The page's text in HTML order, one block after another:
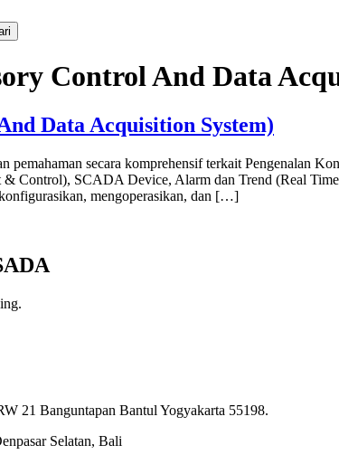
Control And Data
Data Acquisition System)
pemahaman secara komprehensif terkait Pengenalan
Control), SCADA Device, Alarm dan Trend (Real
mengoperasikan, dan […]
21 Banguntapan Bantul Yogyakarta 55198.
Selatan, Bali